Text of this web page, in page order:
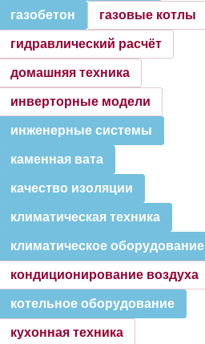
газобетон газовые котлы
гидравлический расчёт
домашняя техника
инверторные модели
инженерные системы
каменная вата
качество изоляции
климатическая техника
климатическое оборудование
кондиционирование воздуха
котельное оборудование
кухонная техника